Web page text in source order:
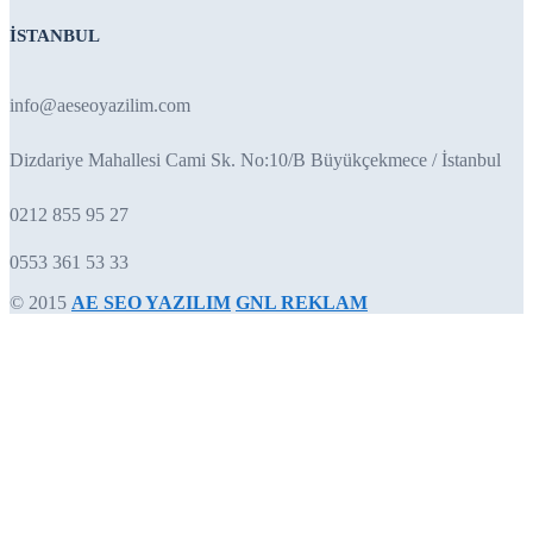
İSTANBUL
info@aeseoyazilim.com
Dizdariye Mahallesi Cami Sk. No:10/B Büyükçekmece / İstanbul
0212 855 95 27
0553 361 53 33
© 2015 AE SEO YAZILIM GNL REKLAM